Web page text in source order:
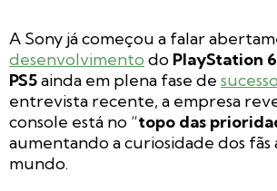
A Sony já começou a falar
desenvolvimento do PlayStation 6
PS5ainda em plena fase de sucesso
entrevista recente, a empresa
console está no “topo das
aumentando a curiosidade dos
mundo.